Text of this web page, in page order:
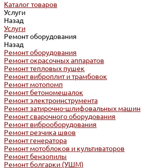
Каталог товаров
Услуги
Назад
Услуги
Ремонт оборудования
Назад
Ремонт оборудования
Ремонт окрасочных аппаратов
Ремонт тепловых пушек
Ремонт виброплит и трамбовок
Ремонт мотопомп
Ремонт бетономешалок
Ремонт электроинструмента
Ремонт затирочно-шлифовальных машин
Ремонт сварочного оборудования
Ремонт виброоборудования
Ремонт резчика швов
Ремонт генератора
Ремонт мотоблоков и культиваторов
Ремонт бензопилы
Ремонт болгарки (УШМ)